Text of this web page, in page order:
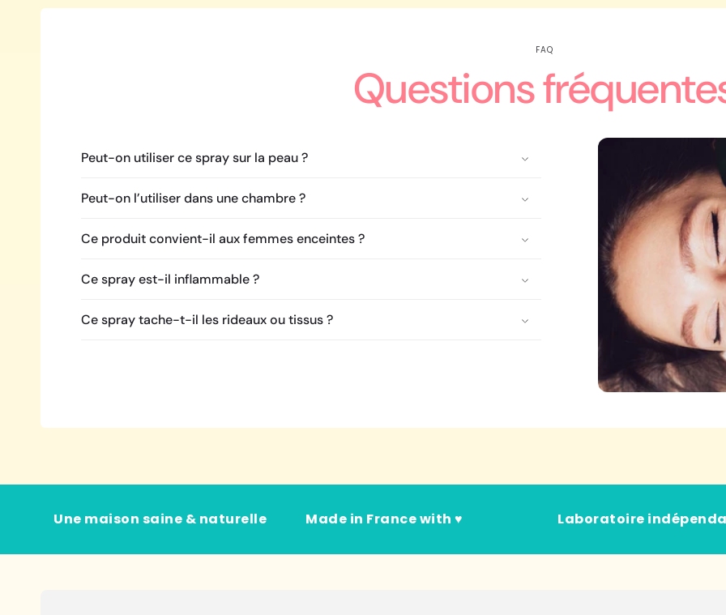
FAQ
Questions
Peut-on utiliser ce spray sur la peau ?
Peut-on l’utiliser dans une chambre ?
Ce produit convient-il aux femmes enceintes ?
Ce spray est-il inflammable ?
Ce spray tache-t-il les rideaux ou tissus ?
Une maison saine & naturelle Made in France with ♥ Laboratoire